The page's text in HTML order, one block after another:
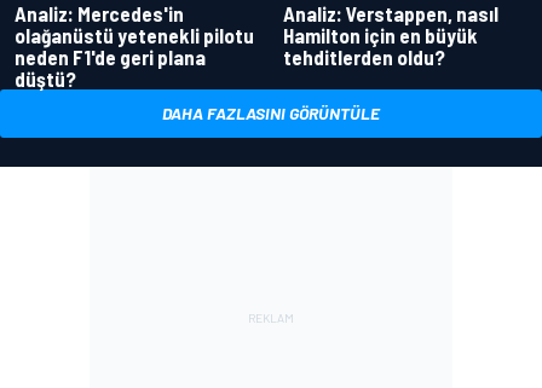
Analiz: Mercedes'in
olağanüstü yetenekli pilotu
neden F1'de geri plana
düştü?
Analiz: Verstappen, nasıl
Hamilton için en büyük
tehditlerden oldu?
DAHA FAZLASINI GÖRÜNTÜLE